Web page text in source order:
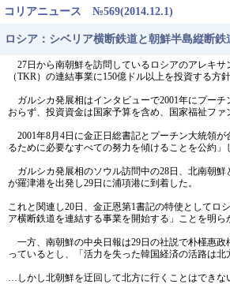
コリアニュース №569(2014.12.1)
ロシア：シベリア横断鉄道と朝鮮半島縦断
27日から南朝鮮を訪問しているロシアのアレキ
（TKR）の連結事業に150億ドル以上を投資する方
ガルシカ発展相はインタビューで2001年にプー
おらず、投資資金は国家予算を含め、国家福祉フ
2001年8月4日に金正日総書記とプーチン大統領
るために必要なすべての努力を傾けることを公約」
ガルシカ発展相のソウル訪問中の28日、北南朝
が羅津港を出発し29日に浦項港に到着した。
これと関連し20日、金正恩第1書記の特使としてロ
ア横断鉄道を連結する事業を開始する」ことを明ら
一方、南朝鮮の中央日報は29日の社説で朴槿惠
っているとし、「活力を失った韓国経済の活路は北
…しかし北朝鮮を迂回して北方に行くことはできな